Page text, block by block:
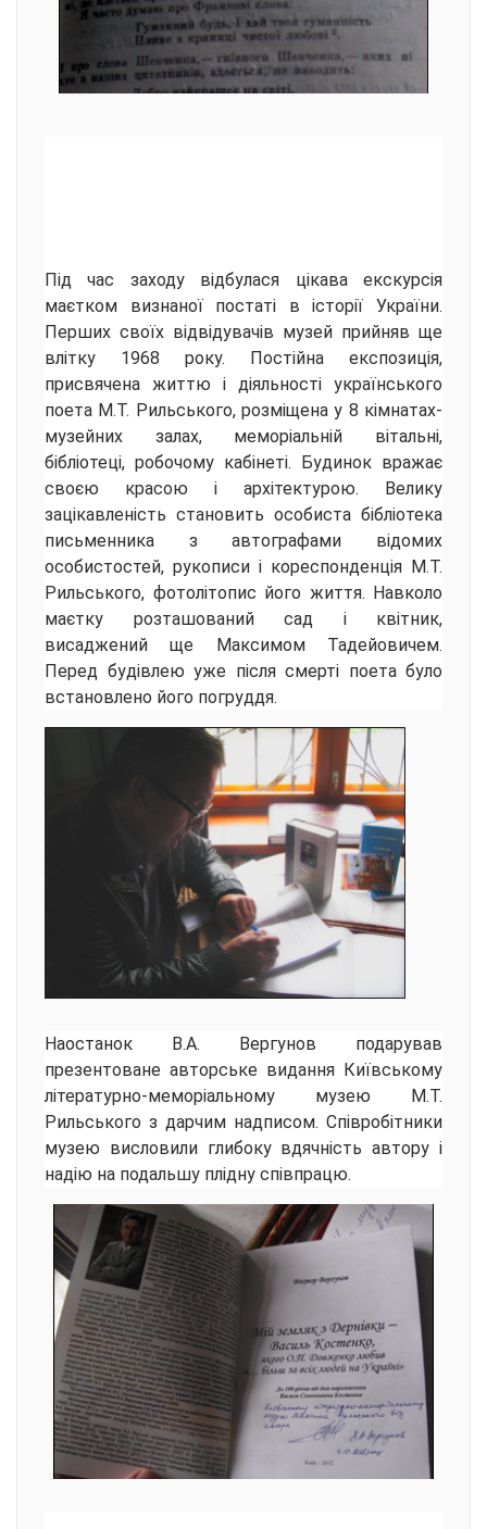
Під час заходу відбулася цікава екскурсія
маєтком визнаної постаті в історії України.
Перших своїх відвідувачів музей прийняв ще
влітку 1968 року. Постійна експозиція,
присвячена життю і діяльності українського
поета М.Т. Рильського, розміщена у 8 кімнатах-
музейних залах, меморіальній вітальні,
бібліотеці, робочому кабінеті. Будинок вражає
своєю красою і архітектурою. Велику
зацікавленість становить особиста бібліотека
письменника з автографами відомих
особистостей, рукописи і кореспонденція М.Т.
Рильського, фотолітопис його життя. Навколо
маєтку розташований сад і квітник,
висаджений ще Максимом Тадейовичем.
Перед будівлею уже після смерті поета було
встановлено його погруддя.
Наостанок В.А. Вергунов подарував
презентоване авторське видання Київському
літературно-меморіальному музею М.Т.
Рильського з дарчим надписом. Співробітники
музею висловили глибоку вдячність автору і
надію на подальшу плідну співпрацю.